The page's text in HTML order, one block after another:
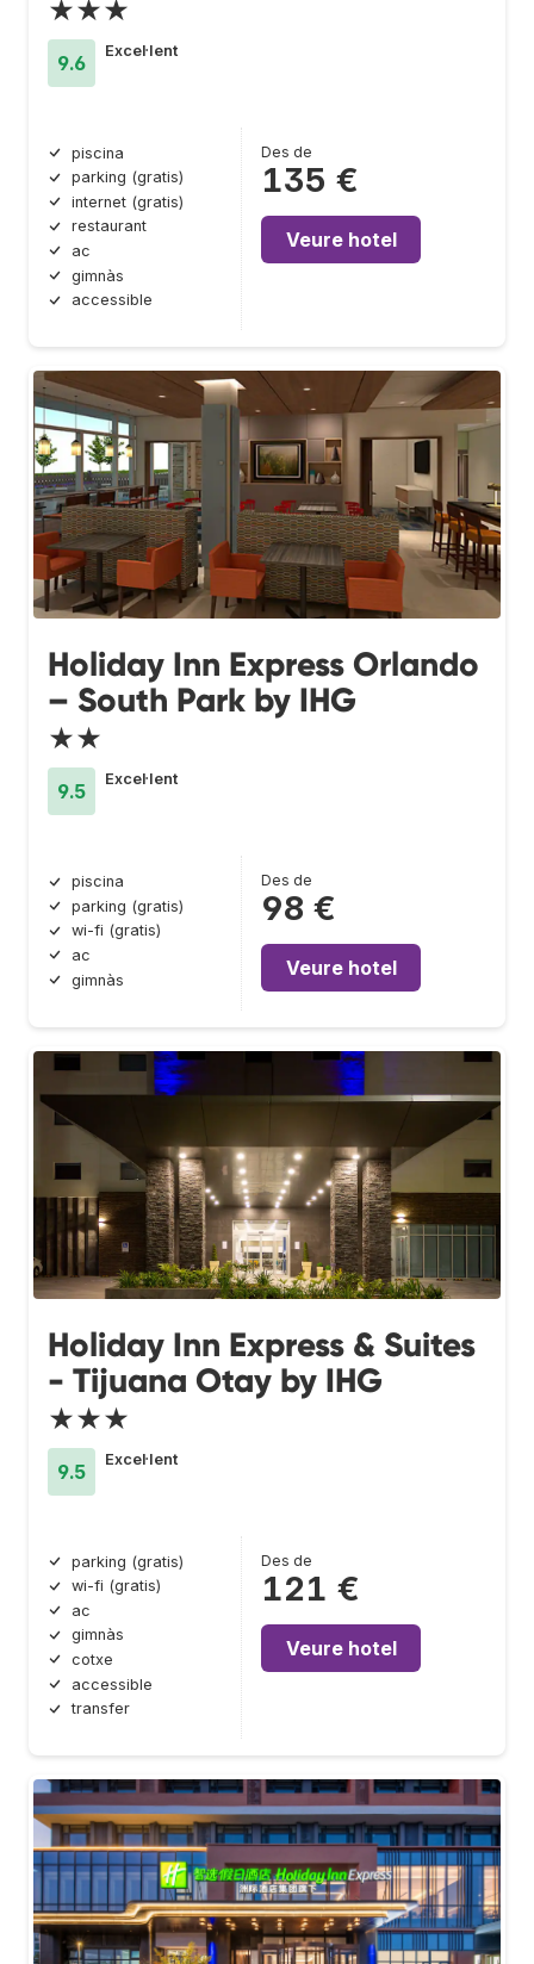
★★★
9.6
Excel·lent
piscina
parking (gratis)
internet (gratis)
restaurant
ac
gimnàs
accessible
Des de
135 €
Veure hotel
Holiday Inn Express Orlando
– South Park by IHG
★★
9.5
Excel·lent
piscina
parking (gratis)
wi-fi (gratis)
ac
gimnàs
Des de
98 €
Veure hotel
Holiday Inn Express & Suites
- Tijuana Otay by IHG
★★★
9.5
Excel·lent
parking (gratis)
wi-fi (gratis)
ac
gimnàs
cotxe
accessible
transfer
Des de
121 €
Veure hotel